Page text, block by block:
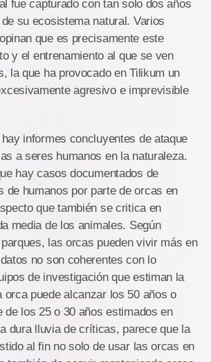
fue capturado con tan solo dos años
su ecosistema natural. Varios
que es precisamente este
y el entrenamiento al que se ven
la que ha provocado en Tilikum un
agresivo e imprevisible
informes concluyentes de ataque
a seres humanos en la naturaleza.
hay casos documentados de
de humanos por parte de orcas en
que también se critica en
media de los animales. Según
las orcas pueden vivir más en
no son coherentes con lo
de investigación que estiman la
orca puede alcanzar los 50 años o
de los 25 o 30 años estimados en
dura lluvia de críticas, parece que la
al fin no solo de usar las orcas en